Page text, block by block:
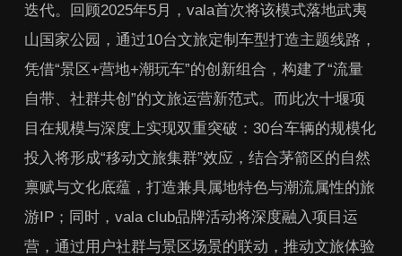
迭代。回顾2025年5月，vala首次将该模式落地武夷
山国家公园，通过10台文旅定制车型打造主题线路，
凭借“景区+营地+潮玩车”的创新组合，构建了“流量
自带、社群共创”的文旅运营新范式。而此次十堰项
目在规模与深度上实现双重突破：30台车辆的规模化
投入将形成“移动文旅集群”效应，结合茅箭区的自然
禀赋与文化底蕴，打造兼具属地特色与潮流属性的旅
游IP；同时，vala club品牌活动将深度融入项目运
营，通过用户社群与景区场景的联动，推动文旅体验